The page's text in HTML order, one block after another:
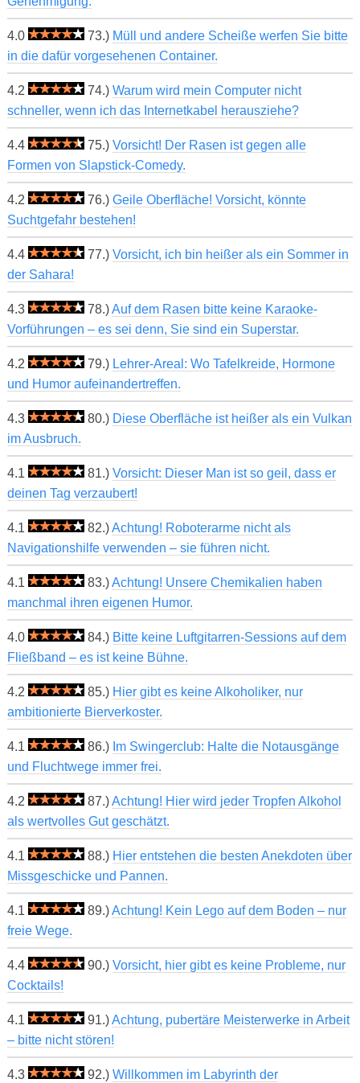
4.0 73.) Müll und andere Scheiße werfen Sie bitte
in die dafür vorgesehenen Container.
4.2 74.) Warum wird mein Computer nicht
schneller, wenn ich das Internetkabel herausziehe?
4.4 75.) Vorsicht! Der Rasen ist gegen alle
Formen von Slapstick-Comedy.
4.2 76.) Geile Oberfläche! Vorsicht, könnte
Suchtgefahr bestehen!
4.4 77.) Vorsicht, ich bin heißer als ein Sommer in
der Sahara!
4.3 78.)Auf dem Rasen bitte keine Karaoke-
Vorführungen – es sei denn, Sie sind ein Superstar.
4.2 79.) Lehrer-Areal: Wo Tafelkreide, Hormone
und Humor aufeinandertreffen.
4.3 80.) Diese Oberfläche ist heißer als ein Vulkan
im Ausbruch.
4.1 81.) Vorsicht: Dieser Man ist so geil, dass er
deinen Tag verzaubert!
4.1 82.)Achtung! Roboterarme nicht als
Navigationshilfe verwenden – sie führen nicht.
4.1 83.)Achtung! Unsere Chemikalien haben
manchmal ihren eigenen Humor.
4.0 84.) Bitte keine Luftgitarren-Sessions auf dem
Fließband – es ist keine Bühne.
4.2 85.) Hier gibt es keine Alkoholiker, nur
ambitionierte Bierverkoster.
4.1 86.) Im Swingerclub: Halte die Notausgänge
und Fluchtwege immer frei.
4.2 87.)Achtung! Hier wird jeder Tropfen Alkohol
als wertvolles Gut geschätzt.
4.1 88.) Hier entstehen die besten Anekdoten über
Missgeschicke und Pannen.
4.1 89.)Achtung! Kein Lego auf dem Boden – nur
freie Wege.
4.4 90.) Vorsicht, hier gibt es keine Probleme, nur
Cocktails!
4.1 91.)Achtung, pubertäre Meisterwerke in Arbeit
– bitte nicht stören!
4.3 92.) Willkommen im Labyrinth der